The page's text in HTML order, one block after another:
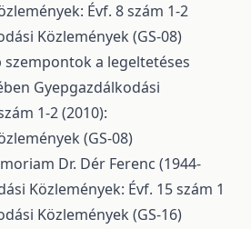
Évf. 8 szám 1-2
Közlemények (GS-08)
szempontok a legeltetéses
Gyepgazdálkodási
1-2 (2010):
(GS-08)
Dr. Dér Ferenc (1944-
Közlemények: Évf. 15 szám 1
Közlemények (GS-16)